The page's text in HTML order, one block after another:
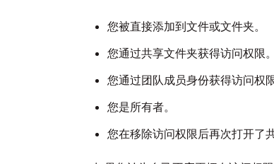
您被直接添加到文件或文件夹。
您通过共享文件夹获得访问权限。
您通过团队成员身份获得访问权限
您是所有者。
您在移除访问权限后再次打开了